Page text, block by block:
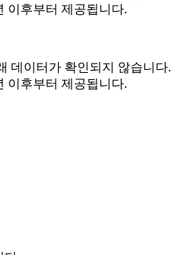
이후부터 제공됩니다.
데이터가 확인되지 않습니다.
이후부터 제공됩니다.